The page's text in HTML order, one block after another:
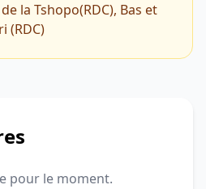
la Tshopo(RDC), Bas et
(RDC)
pour le moment.